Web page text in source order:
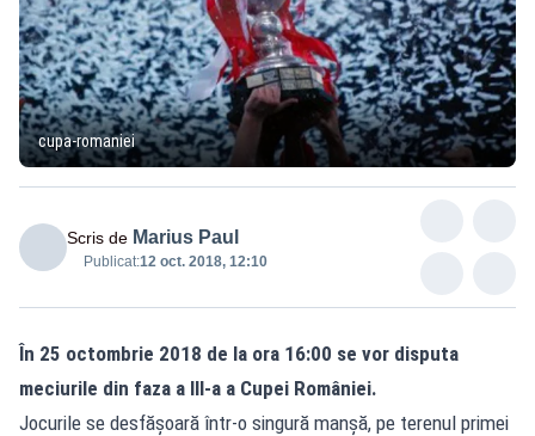
cupa-romaniei
Scris de Marius Paul
Publicat:12 oct. 2018, 12:10
În 25 octombrie 2018 de la ora 16:00 se vor disputa
meciurile din faza a III-a a Cupei României.
Jocurile se desfășoară într-o singură manșă, pe terenul primei